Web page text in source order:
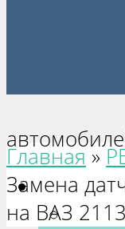
Ваз
Главная »
Замена
на ВАЗ